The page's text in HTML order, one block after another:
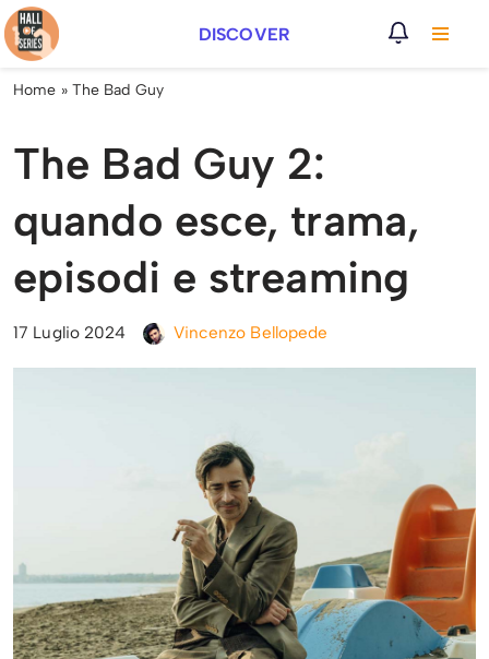
Vai
al
DISCOVER
Home » The Bad Guy
The Bad Guy 2:
quando esce, trama,
episodi e streaming
17 Luglio 2024 Vincenzo Bellopede